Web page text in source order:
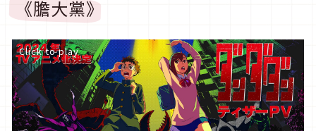
《膽大黨》
Click to play